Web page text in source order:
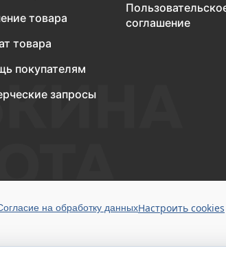
товара
товара
покупателям
запросы
соглашение
на обработку данныхНастроить cookies